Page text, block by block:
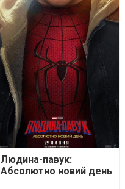
Людина-павук:
Абсолютно новий день